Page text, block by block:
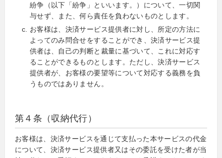
紛争（以下「紛争」といいます。）について、一切関
与せず、また、何ら責任を負わないものとします。
お客様は、決済サービス提供者に対し、所定の方法に
よってのみ問合せをすることができ、決済サービス提
供者は、自己の判断と裁量に基づいて、これに対応す
ることができるものとします。ただし、決済サービス
提供者が、お客様の要望等について対応する義務を負
うものではありません。
第４条（収納代行）
お客様は、決済サービスを通じて支払った本サービスの代金
について、決済サービス提供者又はその委託を受けた者が当